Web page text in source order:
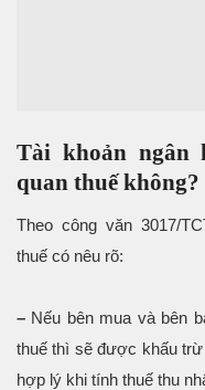
Tài khoản ngân
quan thuế không?
Theo công văn 3017/
thuế có nêu rõ:
– Nếu bên mua và bên
thuế thì sẽ được khấu
hợp lý khi tính thuế thu